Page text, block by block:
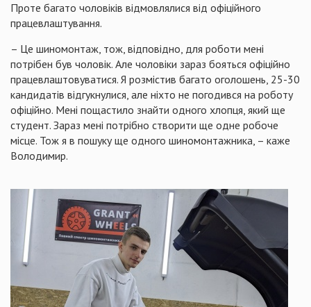
Проте багато чоловіків відмовлялися від офіційного
працевлаштування.
– Це шиномонтаж, тож, відповідно, для роботи мені
потрібен був чоловік. Але чоловіки зараз бояться офіційно
працевлаштовуватися. Я розмістив багато оголошень, 25-30
кандидатів відгукнулися, але ніхто не погодився на роботу
офіційно. Мені пощастило знайти одного хлопця, який ще
студент. Зараз мені потрібно створити ще одне робоче
місце. Тож я в пошуку ще одного шиномонтажника, – каже
Володимир.